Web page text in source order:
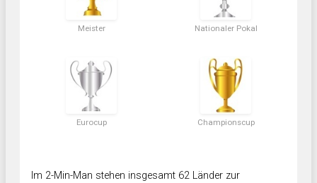
Meister Nationaler Pokal
Eurocup Championscup
Im 2-Min-Man stehen insgesamt 62 Länder zur